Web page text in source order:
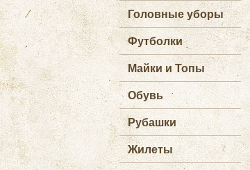
Головные уборы
Футболки
Майки и Топы
Обувь
Рубашки
Жилеты